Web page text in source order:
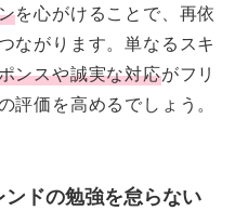
を心がけることで、再依
ながります。単なるスキ
ンスや誠実な対応がフリ
評価を高めるでしょう。
ドの勉強を怠らない